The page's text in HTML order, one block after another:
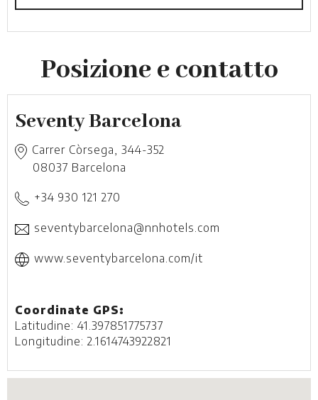
Posizione e contatto
Seventy Barcelona
Carrer Còrsega, 344-352
08037 Barcelona
+34 930 121 270
seventybarcelona@nnhotels.com
www.seventybarcelona.com/it
Coordinate GPS:
Latitudine: 41.397851775737
Longitudine: 2.1614743922821